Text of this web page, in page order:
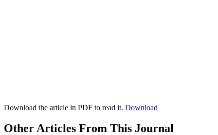
Download the article in PDF to read it. Download
Other Articles From This Journal